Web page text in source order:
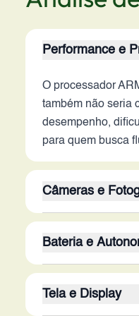
Performance e
O processador
também não seria
desempenho,
para quem busca
Câmeras e
compromete a
como modos
Bateria e
por um dia inteiro
Tela e Display